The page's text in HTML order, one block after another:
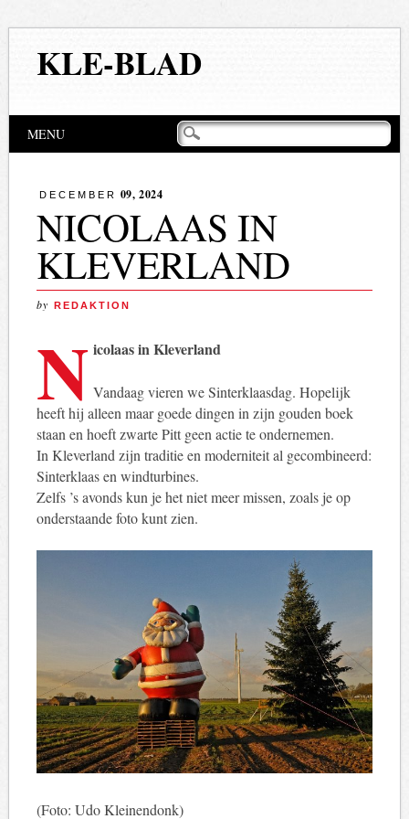
KLE-BLAD
Hoofdmenu
MENU
DECEMBER 09, 2024
NICOLAAS IN
KLEVERLAND
by REDAKTION
N icolaas in Kleverland
Vandaag vieren we Sinterklaasdag. Hopelijk
heeft hij alleen maar goede dingen in zijn gouden boek
staan ​​en hoeft zwarte Pitt geen actie te ondernemen.
In Kleverland zijn traditie en moderniteit al gecombineerd:
Sinterklaas en windturbines.
Zelfs ’s avonds kun je het niet meer missen, zoals je op
onderstaande foto kunt zien.
(Foto: Udo Kleinendonk)